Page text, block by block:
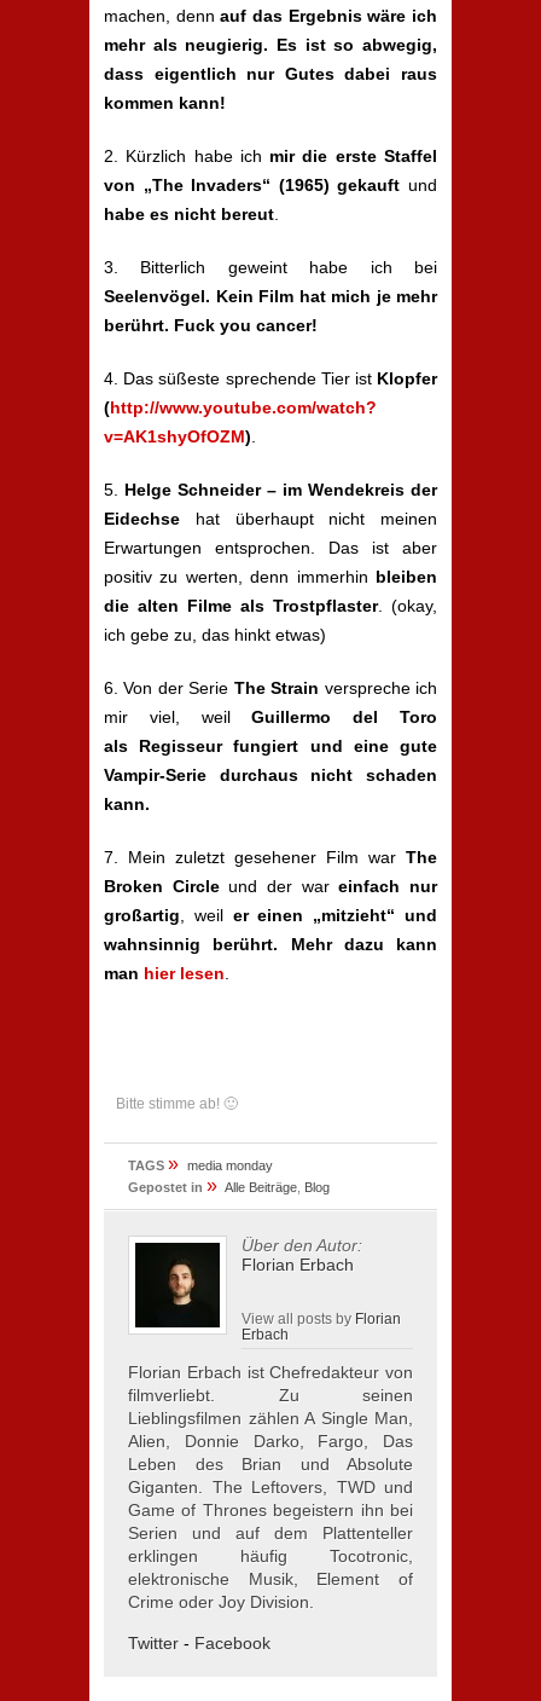
machen, dennauf das Ergebnis wäre ich
mehr als neugierig. Es ist so abwegig,
dass eigentlich nur Gutes dabei raus
kommen kann!
2. Kürzlich habe ich mir die erste Staffel
von „The Invaders“ (1965) gekauft und
habe es nicht bereut
3. Bitterlich geweint habe ich bei
Seelenvögel. Kein Film hat mich je mehr
berührt. Fuck you cancer!
4. Das süßeste sprechende Tier ist Klopfer
(http://www.youtube.com/watch?
v=AK1shyOfOZM)
5. Helge Schneider – im Wendekreis der
Eidechse hat überhaupt nicht meinen
Erwartungen entsprochen. Das ist aber
positiv zu werten, denn immerhin bleiben
die alten Filme als Trostpflaster. (okay,
ich gebe zu, das hinkt etwas)
6. Von der Serie The Strain verspreche ich
mir viel, weilGuillermo del Toro
als Regisseur fungiert und eine gute
Vampir-Serie durchaus nicht schaden
kann.
7. Mein zuletzt gesehener Film war The
Broken Circleund der wareinfach nur
großartig , weil er einen „mitzieht“ und
wahnsinnig berührt. Mehr dazu kann
man hier lesen
Bitte stimme ab! 🙂
TAGS » media monday
Gepostet in » Alle Beiträge Blog
Über den Autor:
Florian Erbach
View all posts by Florian
Erbach
Florian Erbach ist Chefredakteur von
filmverliebt. Zu seinen
Lieblingsfilmen zählen A Single Man,
Alien, Donnie Darko, Fargo, Das
Leben des Brian und Absolute
Giganten. The Leftovers, TWD und
Game of Thrones begeistern ihn bei
Serien und auf dem Plattenteller
erklingen häufig Tocotronic,
elektronische Musik, Element of
Crime oder Joy Division.
Twitter - Facebook